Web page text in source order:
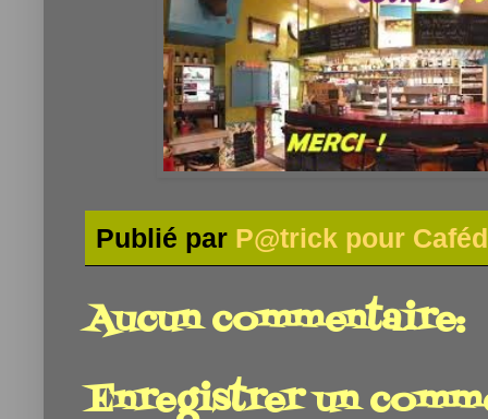
Publié par P@trick pour
Aucun commentaire:
Enregistrer un